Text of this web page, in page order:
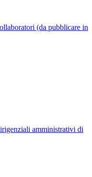
(da pubblicare in
amministrativi di